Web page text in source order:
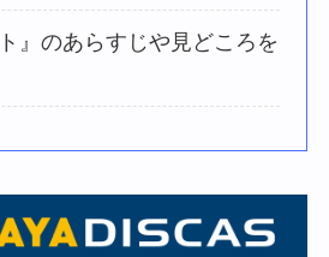
』のあらすじや見どころを